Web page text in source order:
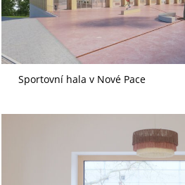
Sportovní hala v Nové Pace